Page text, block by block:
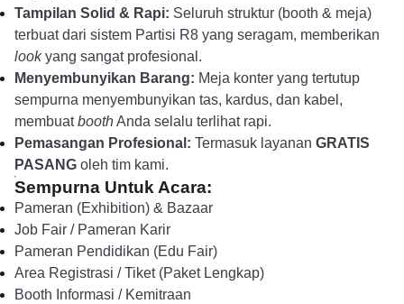
Tampilan Solid & Rapi: Seluruh struktur (booth & meja)
terbuat dari sistem Partisi R8 yang seragam, memberikan
lookyang sangat profesional.
Menyembunyikan Barang: Meja konter yang tertutup
sempurna menyembunyikan tas, kardus, dan kabel,
membuatboothAnda selalu terlihat rapi.
Pemasangan Profesional: Termasuk layanan GRATIS
PASANG oleh tim kami.
Sempurna Untuk Acara:
Pameran (Exhibition) & Bazaar
Job Fair / Pameran Karir
Pameran Pendidikan (Edu Fair)
Area Registrasi / Tiket (Paket Lengkap)
Booth Informasi / Kemitraan